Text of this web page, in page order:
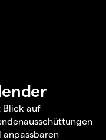
Blick auf